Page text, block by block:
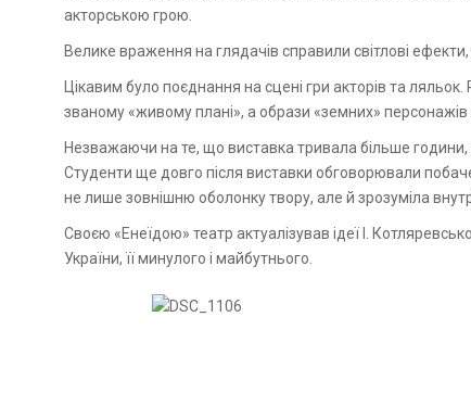
акторською грою.
Велике враження на глядачів справили світлові
Цікавим було поєднання на сцені гри акторів та
званому «живому плані», а образи «земних»
Незважаючи на те, що виставка тривала більше години,
Студенти ще довго після виставки обговорювали
не лише зовнішню оболонку твору, але й зрозуміла
Своєю «Енеїдою» театр актуалізував ідеї І.
України, її минулого і майбутнього.